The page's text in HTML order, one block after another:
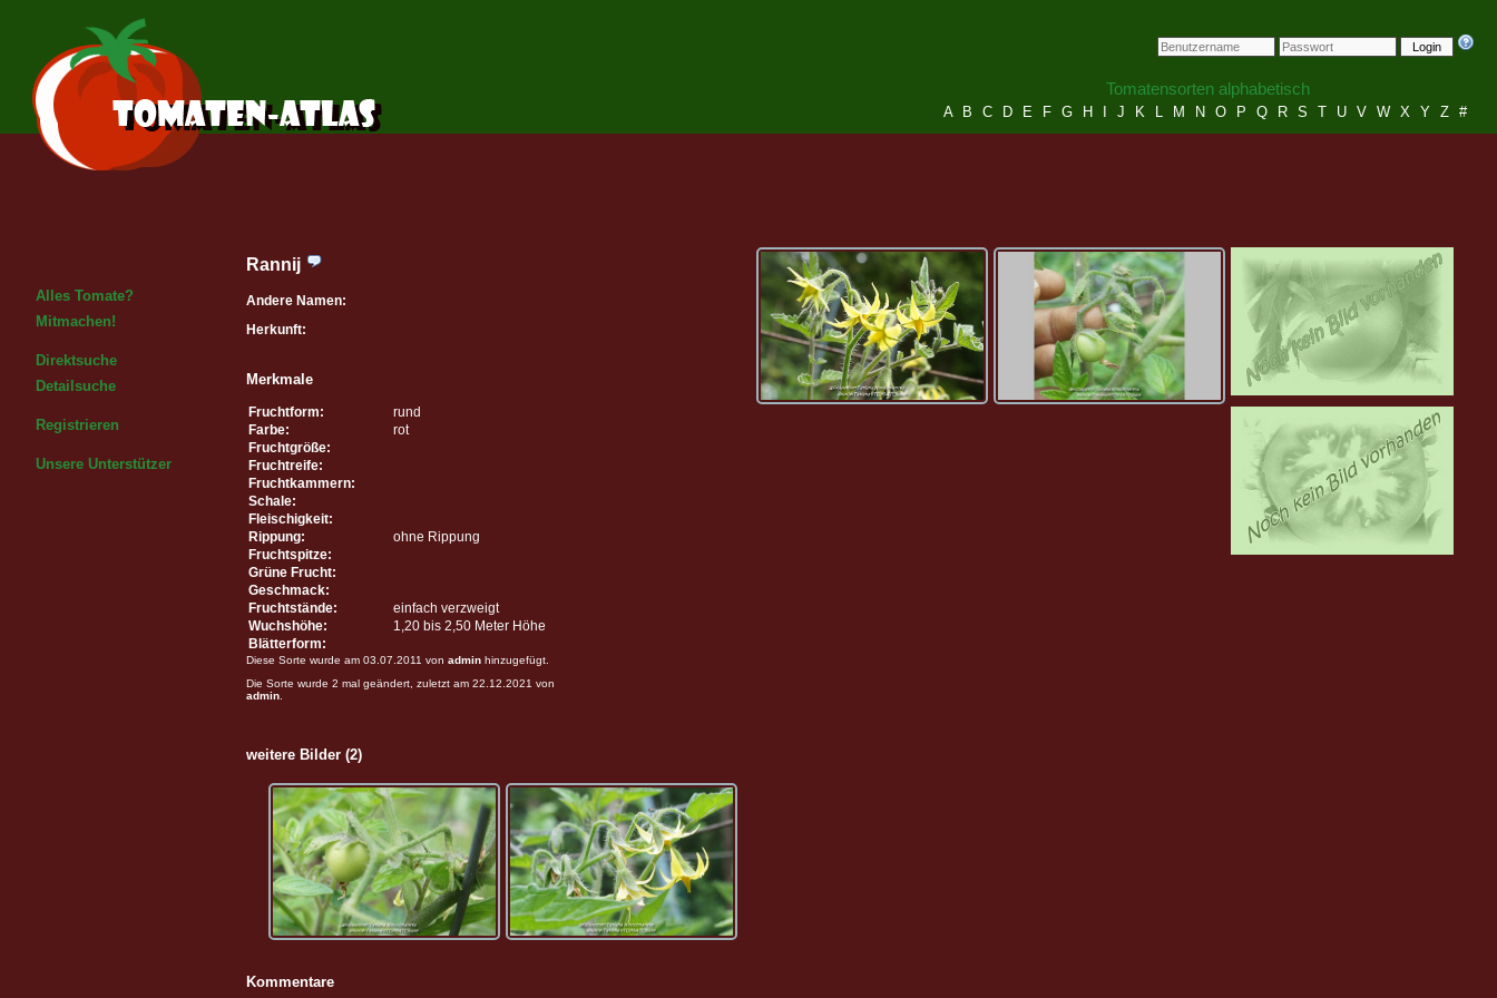
Login
Tomatensorten alphabetisch
A B C D E F G H J K L M N O P Q R S T U V W X Y Z #
Alles Tomate?
Mitmachen!
Direktsuche
Detailsuche
Registrieren
Unsere Unterstützer
Rannij
Andere Namen:
Herkunft:
Merkmale
Fruchtform:
rund
Farbe:
rot
Fruchtgröße:
Fruchtreife:
Fruchtkammern:
Schale:
Fleischigkeit:
Rippung:
ohne Rippung
Fruchtspitze:
Grüne Frucht:
Geschmack:
Fruchtstände:
einfach verzweigt
Wuchshöhe:
1,20 bis 2,50 Meter Höhe
Blätterform:
Diese Sorte wurde am 03.07.2011 von admin hinzugefügt.
Die Sorte wurde 2 mal geändert, zuletzt am 22.12.2021 von
admin
weitere Bilder (2)
Kommentare